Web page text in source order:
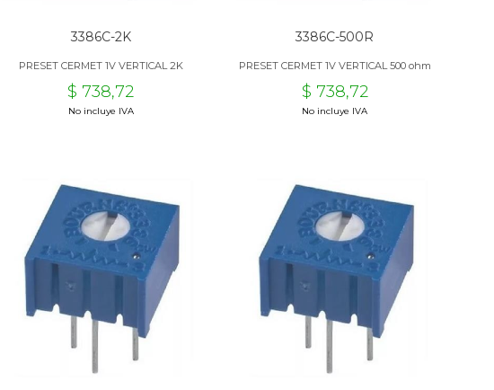
3386C-2K
PRESET CERMET 1V VERTICAL 2K
$ 738,72
No incluye IVA
3386C-500R
PRESET CERMET 1V VERTICAL 500 ohm
$ 738,72
No incluye IVA